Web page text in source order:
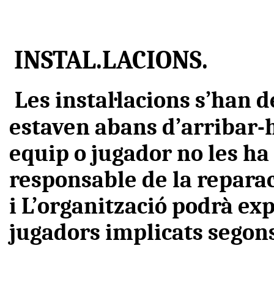
INSTAL.LACIONS.
Les instal·lacions s’han
estaven abans
equip o jugador no les
responsable de la
i L’organització podrà
jugadors implicats